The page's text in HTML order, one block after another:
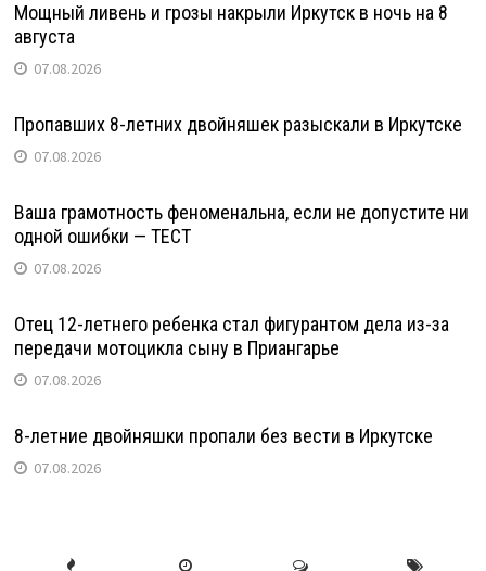
Мощный ливень и грозы накрыли Иркутск в ночь на 8
августа
07.08.2026
Пропавших 8-летних двойняшек разыскали в Иркутске
07.08.2026
Ваша грамотность феноменальна, если не допустите ни
одной ошибки — ТЕСТ
07.08.2026
Отец 12-летнего ребенка стал фигурантом дела из-за
передачи мотоцикла сыну в Приангарье
07.08.2026
8-летние двойняшки пропали без вести в Иркутске
07.08.2026